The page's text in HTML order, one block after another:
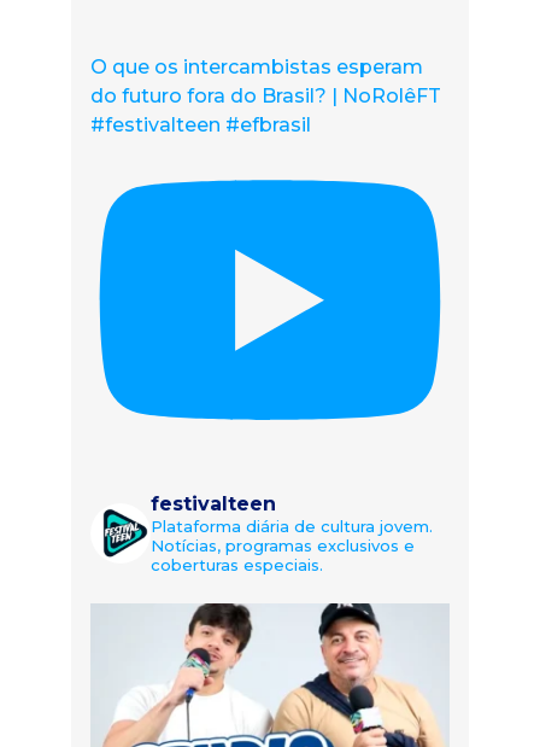
O que os intercambistas esperam
do futuro fora do Brasil? | NoRolêFT
#festivalteen #efbrasil
festivalteen
Plataforma diária de cultura jovem.
Notícias, programas exclusivos e
coberturas especiais.